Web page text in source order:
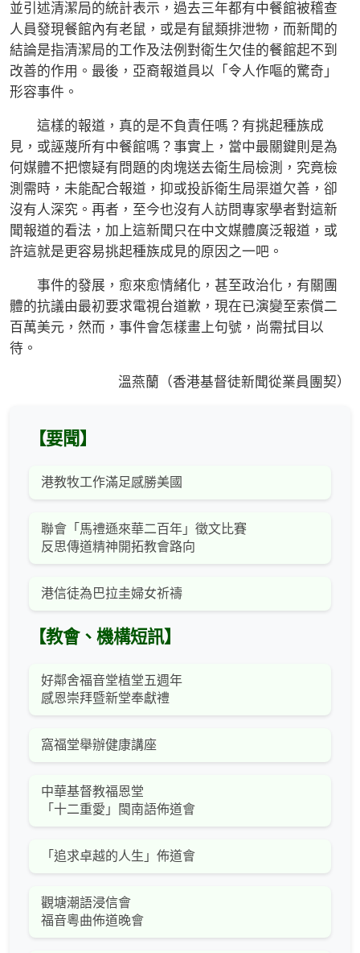
並引述清潔局的統計表示，過去三年都有中餐館被稽查
人員發現餐館內有老鼠，或是有鼠類排泄物，而新聞的
結論是指清潔局的工作及法例對衛生欠佳的餐館起不到
改善的作用。最後，亞裔報道員以「令人作嘔的驚奇」
形容事件。
這樣的報道，真的是不負責任嗎？有挑起種族成
見，或誣蔑所有中餐館嗎？事實上，當中最關鍵則是為
何媒體不把懷疑有問題的肉塊送去衛生局檢測，究竟檢
測需時，未能配合報道，抑或投訴衛生局渠道欠善，卻
沒有人深究。再者，至今也沒有人訪問專家學者對這新
聞報道的看法，加上這新聞只在中文媒體廣泛報道，或
許這就是更容易挑起種族成見的原因之一吧。
事件的發展，愈來愈情緒化，甚至政治化，有關團
體的抗議由最初要求電視台道歉，現在已演變至索償二
百萬美元，然而，事件會怎樣畫上句號，尚需拭目以
待。
溫燕蘭（香港基督徒新聞從業員團契）
【要聞】
港教牧工作滿足感勝美國
聯會「馬禮遜來華二百年」徵文比賽
反思傳道精神開拓教會路向
港信徒為巴拉圭婦女祈禱
【教會、機構短訊】
好鄰舍福音堂植堂五週年
感恩崇拜暨新堂奉獻禮
窩福堂舉辦健康講座
中華基督教福恩堂
「十二重愛」閩南語佈道會
「追求卓越的人生」佈道會
觀塘潮語浸信會
福音粵曲佈道晚會